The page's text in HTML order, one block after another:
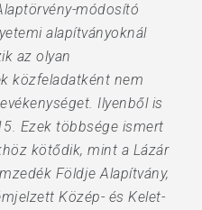
módosító
alapítványoknál
az olyan
közfeladatként nem
Ilyenből is
Ezek többsége ismert
kötődik, mint a Lázár
Földje Alapítvány,
Közép- és Kelet-